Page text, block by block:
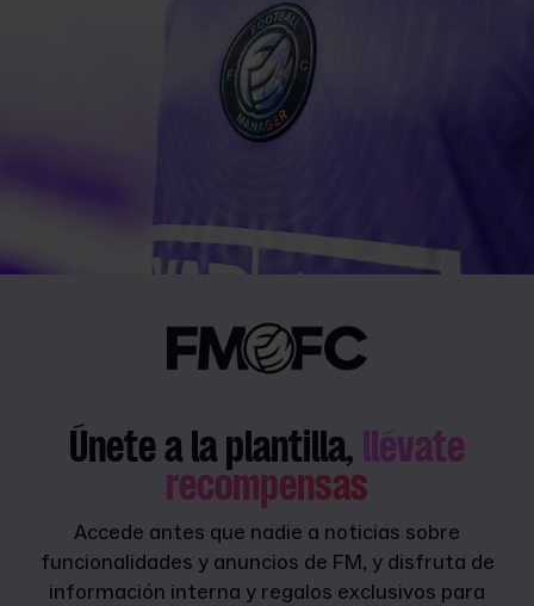
Únete a la plantilla, llévate
recompensas
Accede antes que nadie a noticias sobre
funcionalidades y anuncios de FM, y disfruta de
información interna y regalos exclusivos para